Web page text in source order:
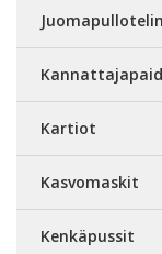
Kartiot
Kasvomaskit
Kenkäpussit